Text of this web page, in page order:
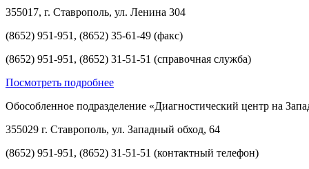
355017, г. Ставрополь, ул. Ленина 304
(8652) 951-951, (8652) 35-61-49 (факс)
(8652) 951-951, (8652) 31-51-51 (справочная служба)
Посмотреть подробнее
Обособленное подразделение «Диагностический центр на
355029 г. Ставрополь, ул. Западный обход, 64
(8652) 951-951, (8652) 31-51-51 (контактный телефон)